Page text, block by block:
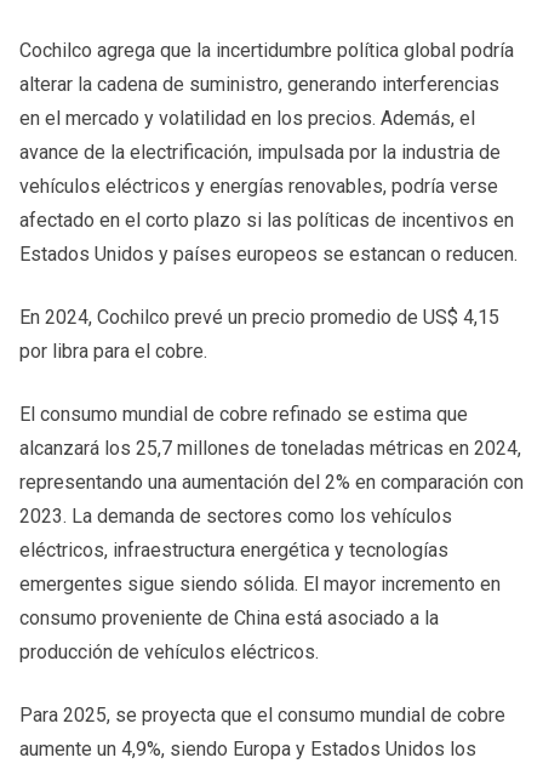
Cochilco agrega que la incertidumbre política global podría
alterar la cadena de suministro, generando interferencias
en el mercado y volatilidad en los precios. Además, el
avance de la electrificación, impulsada por la industria de
vehículos eléctricos y energías renovables, podría verse
afectado en el corto plazo si las políticas de incentivos en
Estados Unidos y países europeos se estancan o reducen.
En 2024, Cochilco prevé un precio promedio de US$ 4,15
por libra para el cobre.
El consumo mundial de cobre refinado se estima que
alcanzará los 25,7 millones de toneladas métricas en 2024,
representando una aumentación del 2% en comparación con
2023. La demanda de sectores como los vehículos
eléctricos, infraestructura energética y tecnologías
emergentes sigue siendo sólida. El mayor incremento en
consumo proveniente de China está asociado a la
producción de vehículos eléctricos.
Para 2025, se proyecta que el consumo mundial de cobre
aumente un 4,9%, siendo Europa y Estados Unidos los